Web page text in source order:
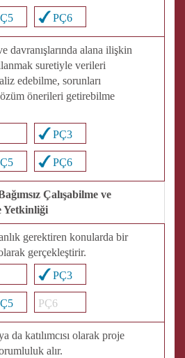
PÇ6
davranışlarında alana ilişkin
suretiyle verileri
edebilme, sorunları
önerileri getirebilme
PÇ3
PÇ6
Çalışabilme ve
Yetkinliği
gerektiren konularda bir
gerçekleştirir.
PÇ3
PÇ6
da katılımcısı olarak proje
alır.